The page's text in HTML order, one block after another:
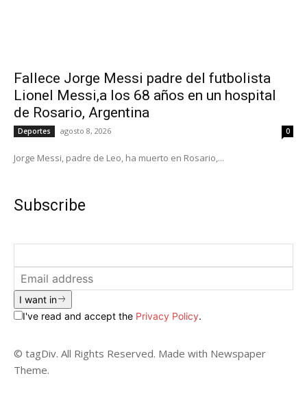
Fallece Jorge Messi padre del futbolista
Lionel Messi,a los 68 años en un hospital
de Rosario, Argentina
Deportes agosto 8, 2026 0
Jorge Messi, padre de Leo, ha muerto en Rosario,...
Subscribe
I want in
I've read and accept the Privacy Policy.
© tagDiv. All Rights Reserved. Made with Newspaper
Theme.